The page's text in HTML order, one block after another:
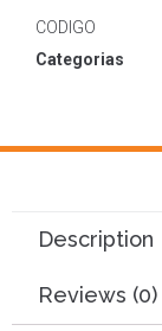
CODIGO
Categorias
Description
Reviews (0)